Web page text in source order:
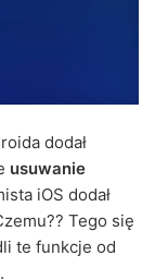
dodał
usuwanie
iOS dodał
Tego się
te funkcje od